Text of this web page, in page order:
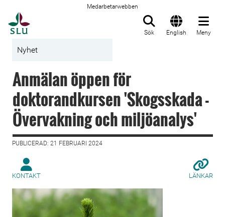
Medarbetarwebben
Sök English Meny
Nyhet
Anmälan öppen för
doktorandkursen 'Skogsskada -
Övervakning och miljöanalys'
PUBLICERAD: 21 FEBRUARI 2024
KONTAKT LÄNKAR